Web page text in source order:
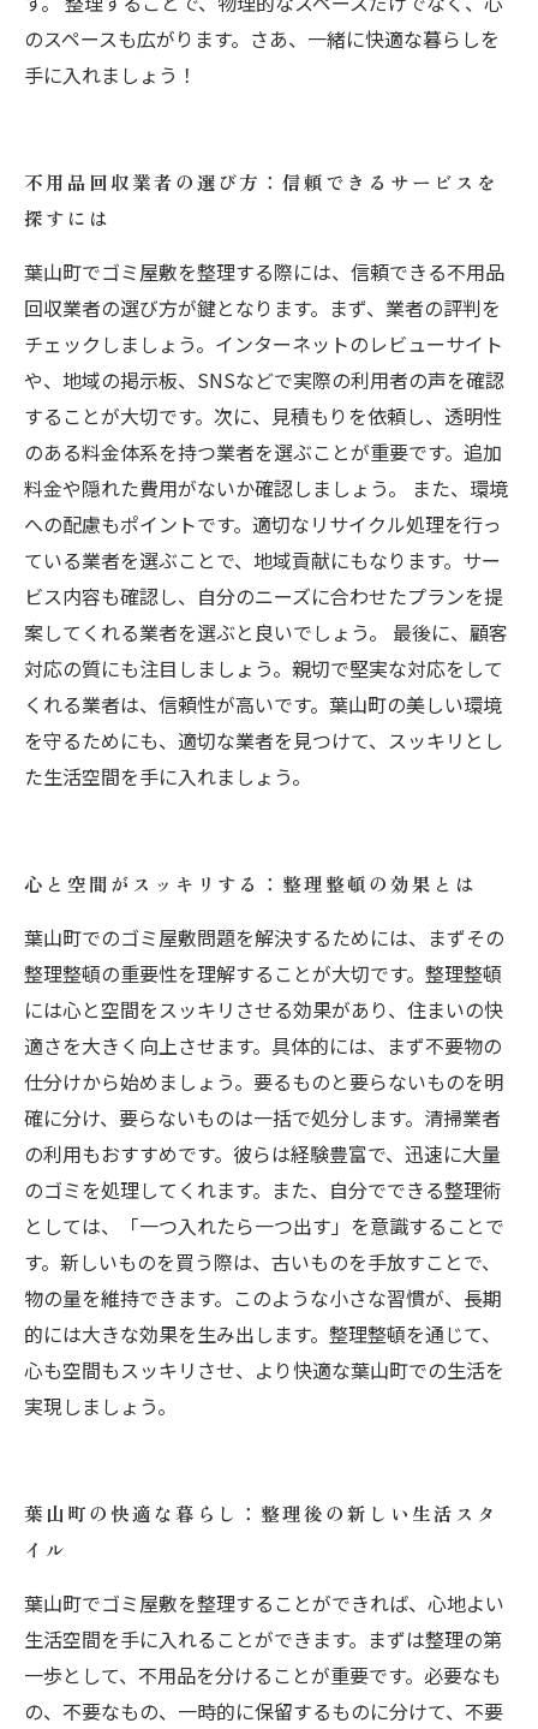
のスペースも広がります。さあ、一緒に快適な暮らしを
手に入れましょう！
不用品回収業者の選び方：信頼できるサービスを
探すには
葉山町でゴミ屋敷を整理する際には、信頼できる不用品
回収業者の選び方が鍵となります。まず、業者の評判を
チェックしましょう。インターネットのレビューサイト
や、地域の掲示板、SNSなどで実際の利用者の声を確認
することが大切です。次に、見積もりを依頼し、透明性
のある料金体系を持つ業者を選ぶことが重要です。追加
料金や隠れた費用がないか確認しましょう。 また、環境
への配慮もポイントです。適切なリサイクル処理を行っ
ている業者を選ぶことで、地域貢献にもなります。サー
ビス内容も確認し、自分のニーズに合わせたプランを提
案してくれる業者を選ぶと良いでしょう。 最後に、顧客
対応の質にも注目しましょう。親切で堅実な対応をして
くれる業者は、信頼性が高いです。葉山町の美しい環境
を守るためにも、適切な業者を見つけて、スッキリとし
た生活空間を手に入れましょう。
心と空間がスッキリする：整理整頓の効果とは
葉山町でのゴミ屋敷問題を解決するためには、まずその
整理整頓の重要性を理解することが大切です。整理整頓
には心と空間をスッキリさせる効果があり、住まいの快
適さを大きく向上させます。具体的には、まず不要物の
仕分けから始めましょう。要るものと要らないものを明
確に分け、要らないものは一括で処分します。清掃業者
の利用もおすすめです。彼らは経験豊富で、迅速に大量
のゴミを処理してくれます。また、自分でできる整理術
としては、「一つ入れたら一つ出す」を意識することで
す。新しいものを買う際は、古いものを手放すことで、
物の量を維持できます。このような小さな習慣が、長期
的には大きな効果を生み出します。整理整頓を通じて、
心も空間もスッキリさせ、より快適な葉山町での生活を
実現しましょう。
葉山町の快適な暮らし：整理後の新しい生活スタ
イル
葉山町でゴミ屋敷を整理することができれば、心地よい
生活空間を手に入れることができます。まずは整理の第
一歩として、不用品を分けることが重要です。必要なも
の、不要なもの、一時的に保留するものに分けて、不要